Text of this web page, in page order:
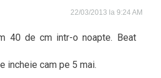
22/03/2013 la 9:24 AM
40 de cm intr-o noapte. Beat
incheie cam pe 5 mai.